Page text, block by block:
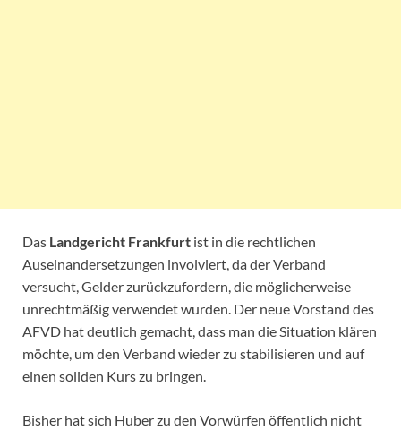
Das Landgericht Frankfurt ist in die rechtlichen
Auseinandersetzungen involviert, da der Verband
versucht, Gelder zurückzufordern, die möglicherweise
unrechtmäßig verwendet wurden. Der neue Vorstand des
AFVD hat deutlich gemacht, dass man die Situation klären
möchte, um den Verband wieder zu stabilisieren und auf
einen soliden Kurs zu bringen.
Bisher hat sich Huber zu den Vorwürfen öffentlich nicht